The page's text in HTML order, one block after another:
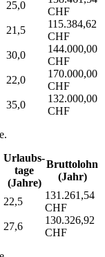
25,0
CHF
21,5
115.384,62
CHF
30,0
144.000,00
CHF
22,0
170.000,00
CHF
35,0
132.000,00
CHF
Urlaubs­
tage
(Jahre)
Bruttolohn
(Jahr)
22,5
131.261,54
CHF
27,6
130.326,92
CHF